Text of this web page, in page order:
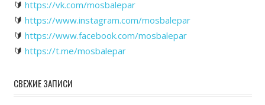
🔰 https://vk.com/mosbalepar
🔰 https://www.instagram.com/mosbalepar
🔰 https://www.facebook.com/mosbalepar
🔰 https://t.me/mosbalepar
СВЕЖИЕ ЗАПИСИ